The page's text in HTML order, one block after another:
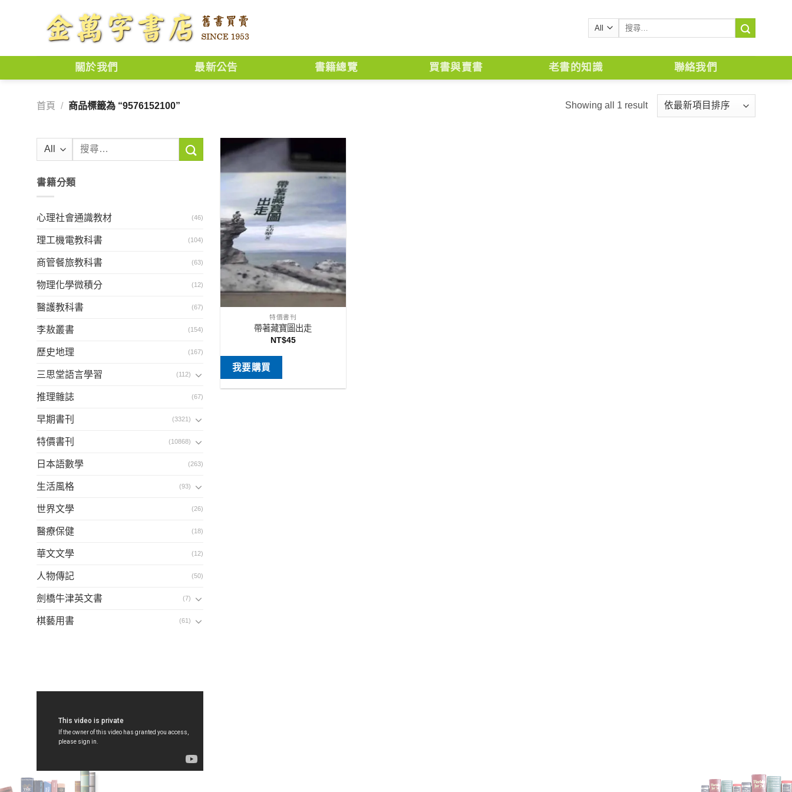
搜
鍵
關於我們 最新公告 書籍總覽 買書與賣書 老書的知識 聯絡我們
首頁 / 商品標籤為 “9576152100” Showing all 1 result
搜
鍵
書籍分類
心理社會通識教材 (46)
理工機電教科書 (104)
商管餐旅教科書 (63)
物理化學微積分 (12)
醫護教科書 (67)
李敖叢書 (154)
歷史地理 (167)
三思堂語言學習 (112)
推理雜誌 (67)
早期書刊 (3321)
特價書刊 (10868)
日本語數學 (263)
生活風格 (93)
世界文學 (26)
醫療保健 (18)
華文文學 (12)
人物傳記 (50)
劍橋牛津英文書 (7)
棋藝用書 (61)
特價書刊
帶著藏寶圖出走
NT$45
我要購買